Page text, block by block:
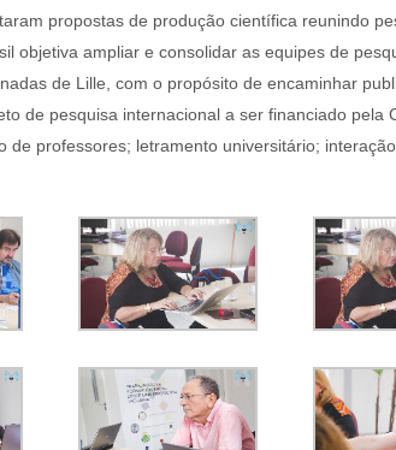
propostas de produção científica reunindo
objetiva ampliar e consolidar as equipes de
de Lille, com o propósito de encaminhar
de pesquisa internacional a ser financiado pela
de professores; letramento universitário;